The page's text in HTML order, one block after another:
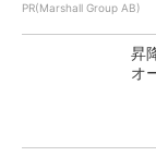
PR(Marshall Group AB)
昇
オ